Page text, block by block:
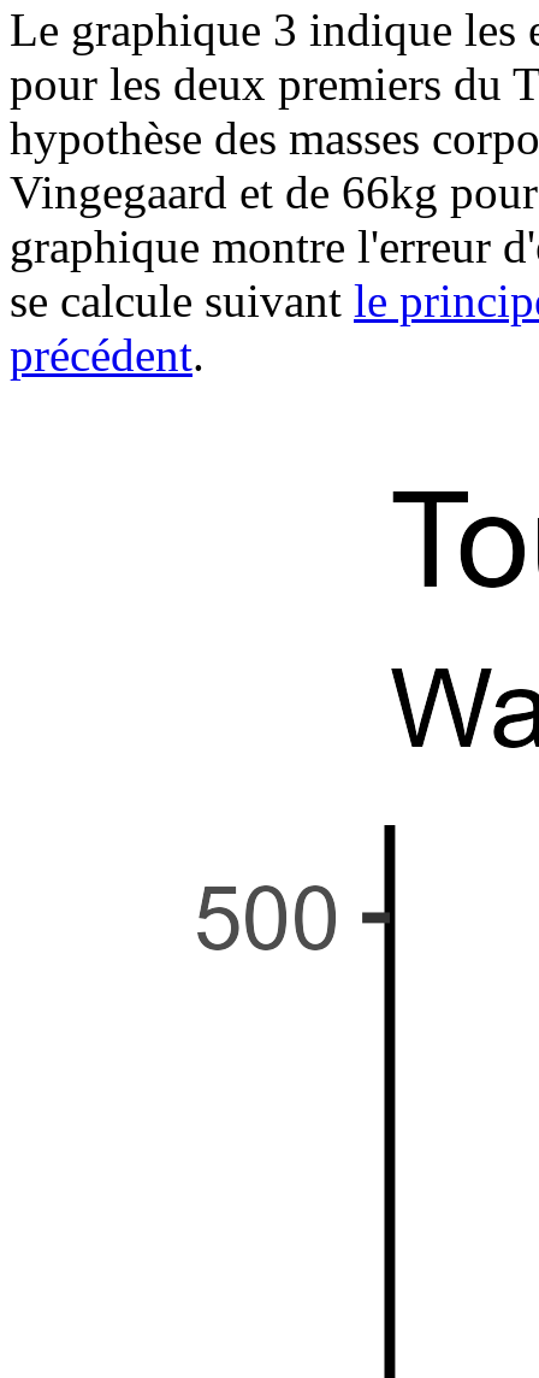
Le graphique 3 indique les
pour les deux premiers du
hypothèse des masses
Vingegaard et de 66kg
graphique montre l'erreur
se calcule suivant le
précédent.